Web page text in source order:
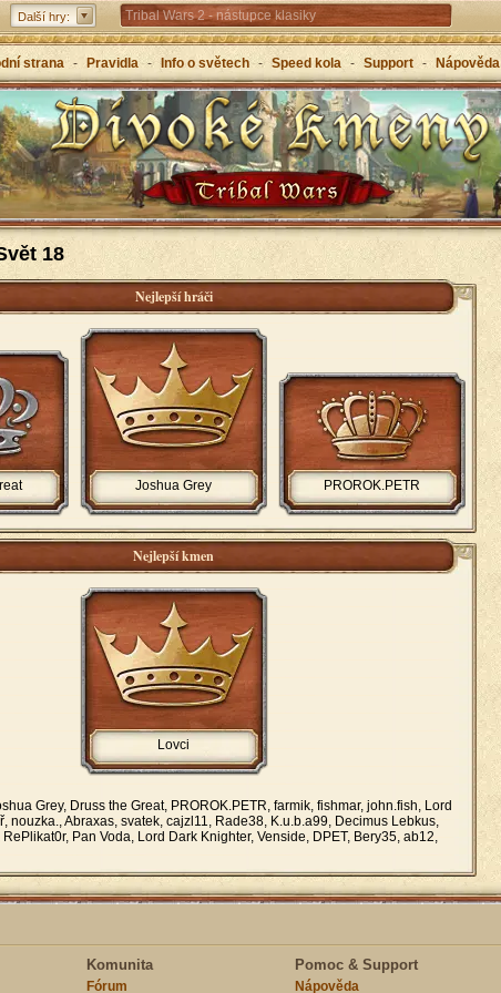
Další hry: Tribal Wars 2 - nástupce klasiky
Forge of Empires – strategicky napříč věky
Grepolis – vybuduj svou říši v antickém Řecku
strana - Pravidla - Info o světech - Speed kola - Support - Nápověda
18
Nejlepší hráči
Joshua Grey PROROK.PETR
Nejlepší kmen
Lovci
Grey, Druss the Great, PROROK.PETR, farmik, fishmar, john.fish, Lord
nouzka., Abraxas, svatek, cajzl11, Rade38, K.u.b.a99, Decimus Lebkus,
Pan Voda, Lord Dark Knighter, Venside, DPET, Bery35, ab12,
Komunita
Fórum
Pomoc & Support
Nápověda